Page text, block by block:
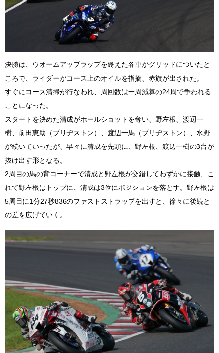
決勝は、ウオームアップラップを終えた各車がグリッドについたと
ころで、ライダーがコース上のオイルを指摘、赤旗が出された。
すぐにコース清掃が行なわれ、周回数は一周減算の24周で争われる
ことになった。
スタートを決めた清成がホールショットを奪い、野左根、渡辺一
樹、前田恵助（ブリヂストン）、渡辺一馬（ブリヂストン）、水野
が続いていったが、早々に清成を先頭に、野左根、渡辺一樹の3台が
抜け出す形となる。
2周目の馬の背コーナーで清成と野左根が交錯してわずかに接触、こ
れで野左根はトップに、清成は3位にポジションを落とす。野左根は
5周目に1分27秒836のファストストラップを出すと、徐々に後続と
の差を広げていく。